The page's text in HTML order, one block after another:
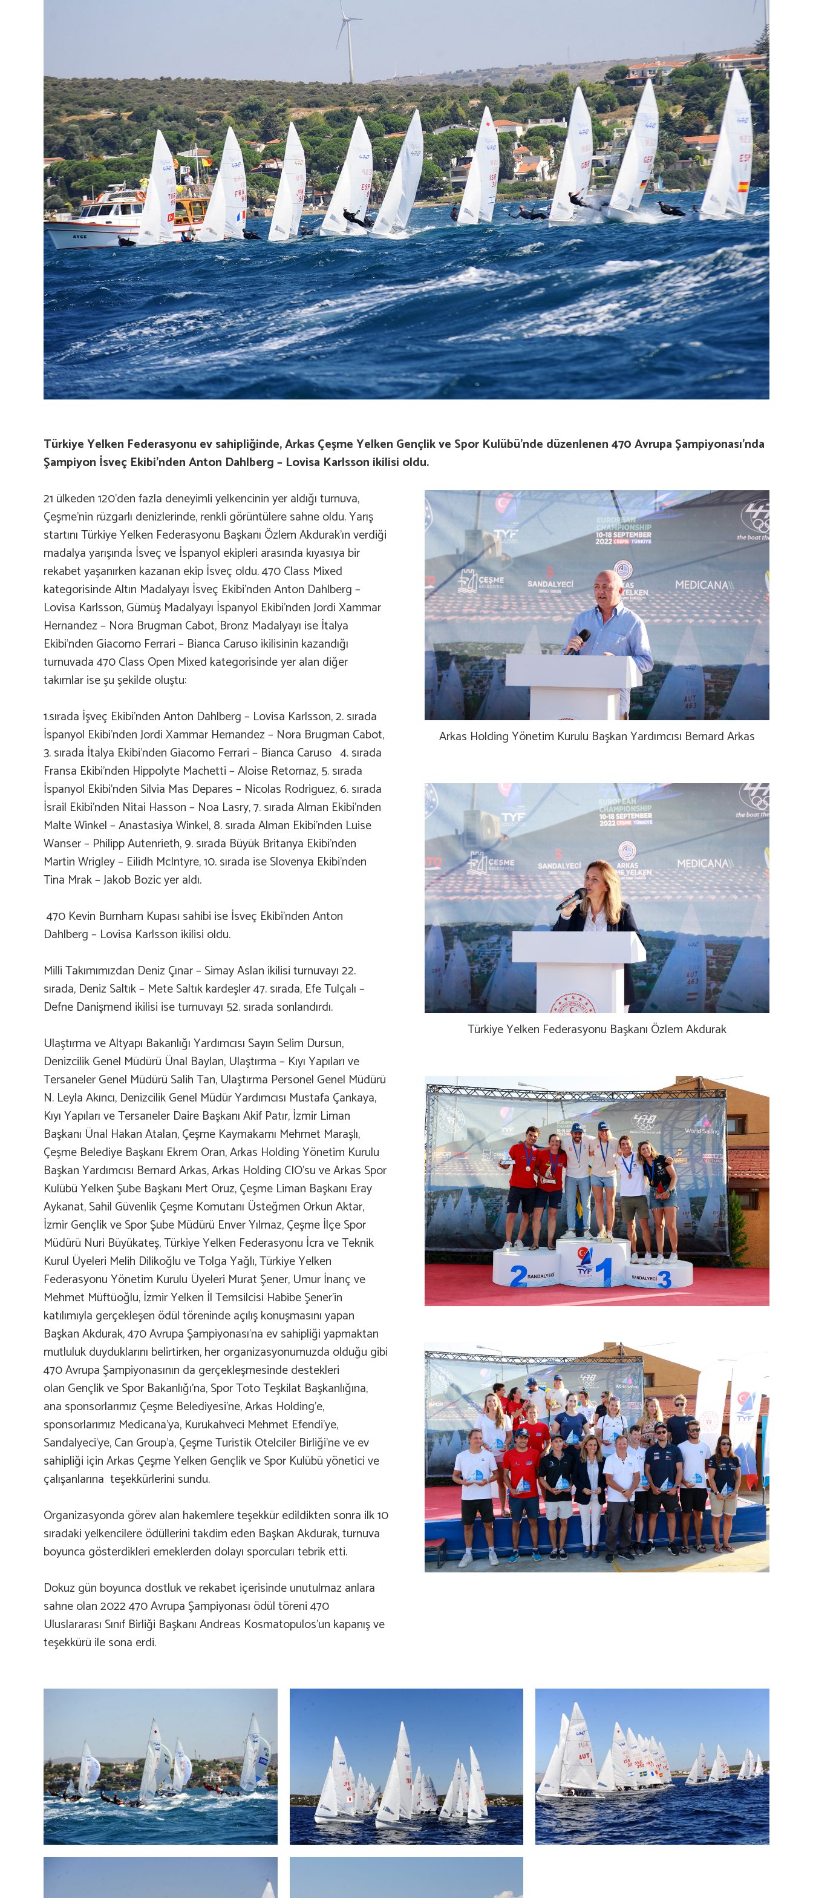
Türkiye Yelken Federasyonu ev sahipliğinde, Arkas Çeşme Yelken Gençlik ve Spor Kulübü’nde düzenlenen 470 Avrupa Şampiyonası’nda
Şampiyon İsveç Ekibi’nden Anton Dahlberg – Lovisa Karlsson ikilisi oldu.
21 ülkeden 120’den fazla deneyimli yelkencinin yer aldığı turnuva,
Çeşme’nin rüzgarlı denizlerinde, renkli görüntülere sahne oldu. Yarış
startını Türkiye Yelken Federasyonu Başkanı Özlem Akdurak’ın verdiği
madalya yarışında İsveç ve İspanyol ekipleri arasında kıyasıya bir
rekabet yaşanırken kazanan ekip İsveç oldu. 470 Class Mixed
kategorisinde Altın Madalyayı İsveç Ekibi’nden Anton Dahlberg –
Lovisa Karlsson, Gümüş Madalyayı İspanyol Ekibi’nden Jordi Xammar
Hernandez – Nora Brugman Cabot, Bronz Madalyayı ise İtalya
Ekibi’nden Giacomo Ferrari – Bianca Caruso ikilisinin kazandığı
turnuvada 470 Class Open Mixed kategorisinde yer alan diğer
takımlar ise şu şekilde oluştu:
1.sırada İşveç Ekibi’nden Anton Dahlberg – Lovisa Karlsson, 2. sırada
İspanyol Ekibi’nden Jordi Xammar Hernandez – Nora Brugman Cabot,
3. sırada İtalya Ekibi’nden Giacomo Ferrari – Bianca Caruso 4. sırada
Fransa Ekibi’nden Hippolyte Machetti – Aloise Retornaz, 5. sırada
İspanyol Ekibi’nden Silvia Mas Depares – Nicolas Rodriguez, 6. sırada
İsrail Ekibi’nden Nitai Hasson – Noa Lasry, 7. sırada Alman Ekibi’nden
Malte Winkel – Anastasiya Winkel, 8. sırada Alman Ekibi’nden Luise
Wanser – Philipp Autenrieth, 9. sırada Büyük Britanya Ekibi’nden
Martin Wrigley – Eilidh McIntyre, 10. sırada ise Slovenya Ekibi’nden
Tina Mrak – Jakob Bozic yer aldı.
470 Kevin Burnham Kupası sahibi ise İsveç Ekibi’nden Anton
Dahlberg – Lovisa Karlsson ikilisi oldu.
Milli Takımımızdan Deniz Çınar – Simay Aslan ikilisi turnuvayı 22.
sırada, Deniz Saltık – Mete Saltık kardeşler 47. sırada, Efe Tulçalı –
Defne Danişmend ikilisi ise turnuvayı 52. sırada sonlandırdı.
Ulaştırma ve Altyapı Bakanlığı Yardımcısı Sayın Selim Dursun,
Denizcilik Genel Müdürü Ünal Baylan, Ulaştırma – Kıyı Yapıları ve
Tersaneler Genel Müdürü Salih Tan, Ulaştırma Personel Genel Müdürü
N. Leyla Akıncı, Denizcilik Genel Müdür Yardımcısı Mustafa Çankaya,
Kıyı Yapıları ve Tersaneler Daire Başkanı Akif Patır, İzmir Liman
Başkanı Ünal Hakan Atalan, Çeşme Kaymakamı Mehmet Maraşlı,
Çeşme Belediye Başkanı Ekrem Oran, Arkas Holding Yönetim Kurulu
Başkan Yardımcısı Bernard Arkas, Arkas Holding CIO’su ve Arkas Spor
Kulübü Yelken Şube Başkanı Mert Oruz, Çeşme Liman Başkanı Eray
Aykanat, Sahil Güvenlik Çeşme Komutanı Üsteğmen Orkun Aktar,
İzmir Gençlik ve Spor Şube Müdürü Enver Yılmaz, Çeşme İlçe Spor
Müdürü Nuri Büyükateş, Türkiye Yelken Federasyonu İcra ve Teknik
Kurul Üyeleri Melih Dilikoğlu ve Tolga Yağlı, Türkiye Yelken
Federasyonu Yönetim Kurulu Üyeleri Murat Şener, Umur İnanç ve
Mehmet Müftüoğlu, İzmir Yelken İl Temsilcisi Habibe Şener’in
katılımıyla gerçekleşen ödül töreninde açılış konuşmasını yapan
Başkan Akdurak, 470 Avrupa Şampiyonası’na ev sahipliği yapmaktan
mutluluk duyduklarını belirtirken, her organizasyonumuzda olduğu gibi
470 Avrupa Şampiyonasının da gerçekleşmesinde destekleri
olan Gençlik ve Spor Bakanlığı’na, Spor Toto Teşkilat Başkanlığına,
ana sponsorlarımız Çeşme Belediyesi’ne, Arkas Holding’e,
sponsorlarımız Medicana’ya, Kurukahveci Mehmet Efendi’ye,
Sandalyeci’ye, Can Group’a, Çeşme Turistik Otelciler Birliği’ne ve ev
sahipliği için Arkas Çeşme Yelken Gençlik ve Spor Kulübü yönetici ve
çalışanlarına teşekkürlerini sundu.
Organizasyonda görev alan hakemlereteşekkür edildikten sonra ilk 10
sıradaki yelkencilere ödüllerini takdim eden Başkan Akdurak, turnuva
boyunca gösterdikleri emeklerden dolayı sporcuları tebrik etti.
Dokuz gün boyunca dostluk ve rekabet içerisinde unutulmaz anlara
sahne olan 2022 470 Avrupa Şampiyonası ödül töreni 470
Uluslararası Sınıf Birliği Başkanı Andreas Kosmatopulos’un kapanış ve
teşekkürü ile sona erdi.
Arkas Holding Yönetim Kurulu Başkan Yardımcısı Bernard Arkas
Türkiye Yelken Federasyonu Başkanı Özlem Akdurak